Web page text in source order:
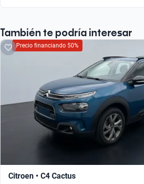
También te podría interesar
Precio financiando 50%
Citroen • C4 Cactus